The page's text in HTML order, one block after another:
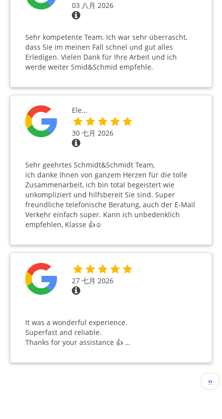
03 八月 2026
Sehr kompetente Team. Ich war sehr überrascht,
dass Sie im meinen Fall schnel und gut alles
Erledigen. Vielen Dank für Ihre Arbeit und ich
werde weiter Smid&Schmid empfehle.
Ele…
30 七月 2026
Sehr geehrtes Schmidt&Schmidt Team,
ich danke Ihnen von ganzem Herzen für die tolle
Zusammenarbeit, ich bin total begeistert wie
unkompliziert und hilfsbereit Sie sind. Super
freundliche telefonische Beratung, auch der E-Mail
Verkehr einfach super. Kann ich unbedenklich
empfehlen, Klasse 👍☺️
27 七月 2026
It was a wonderful experience.
Superfast and reliable.
Thanks for your assistance 👍 …
下
一
››